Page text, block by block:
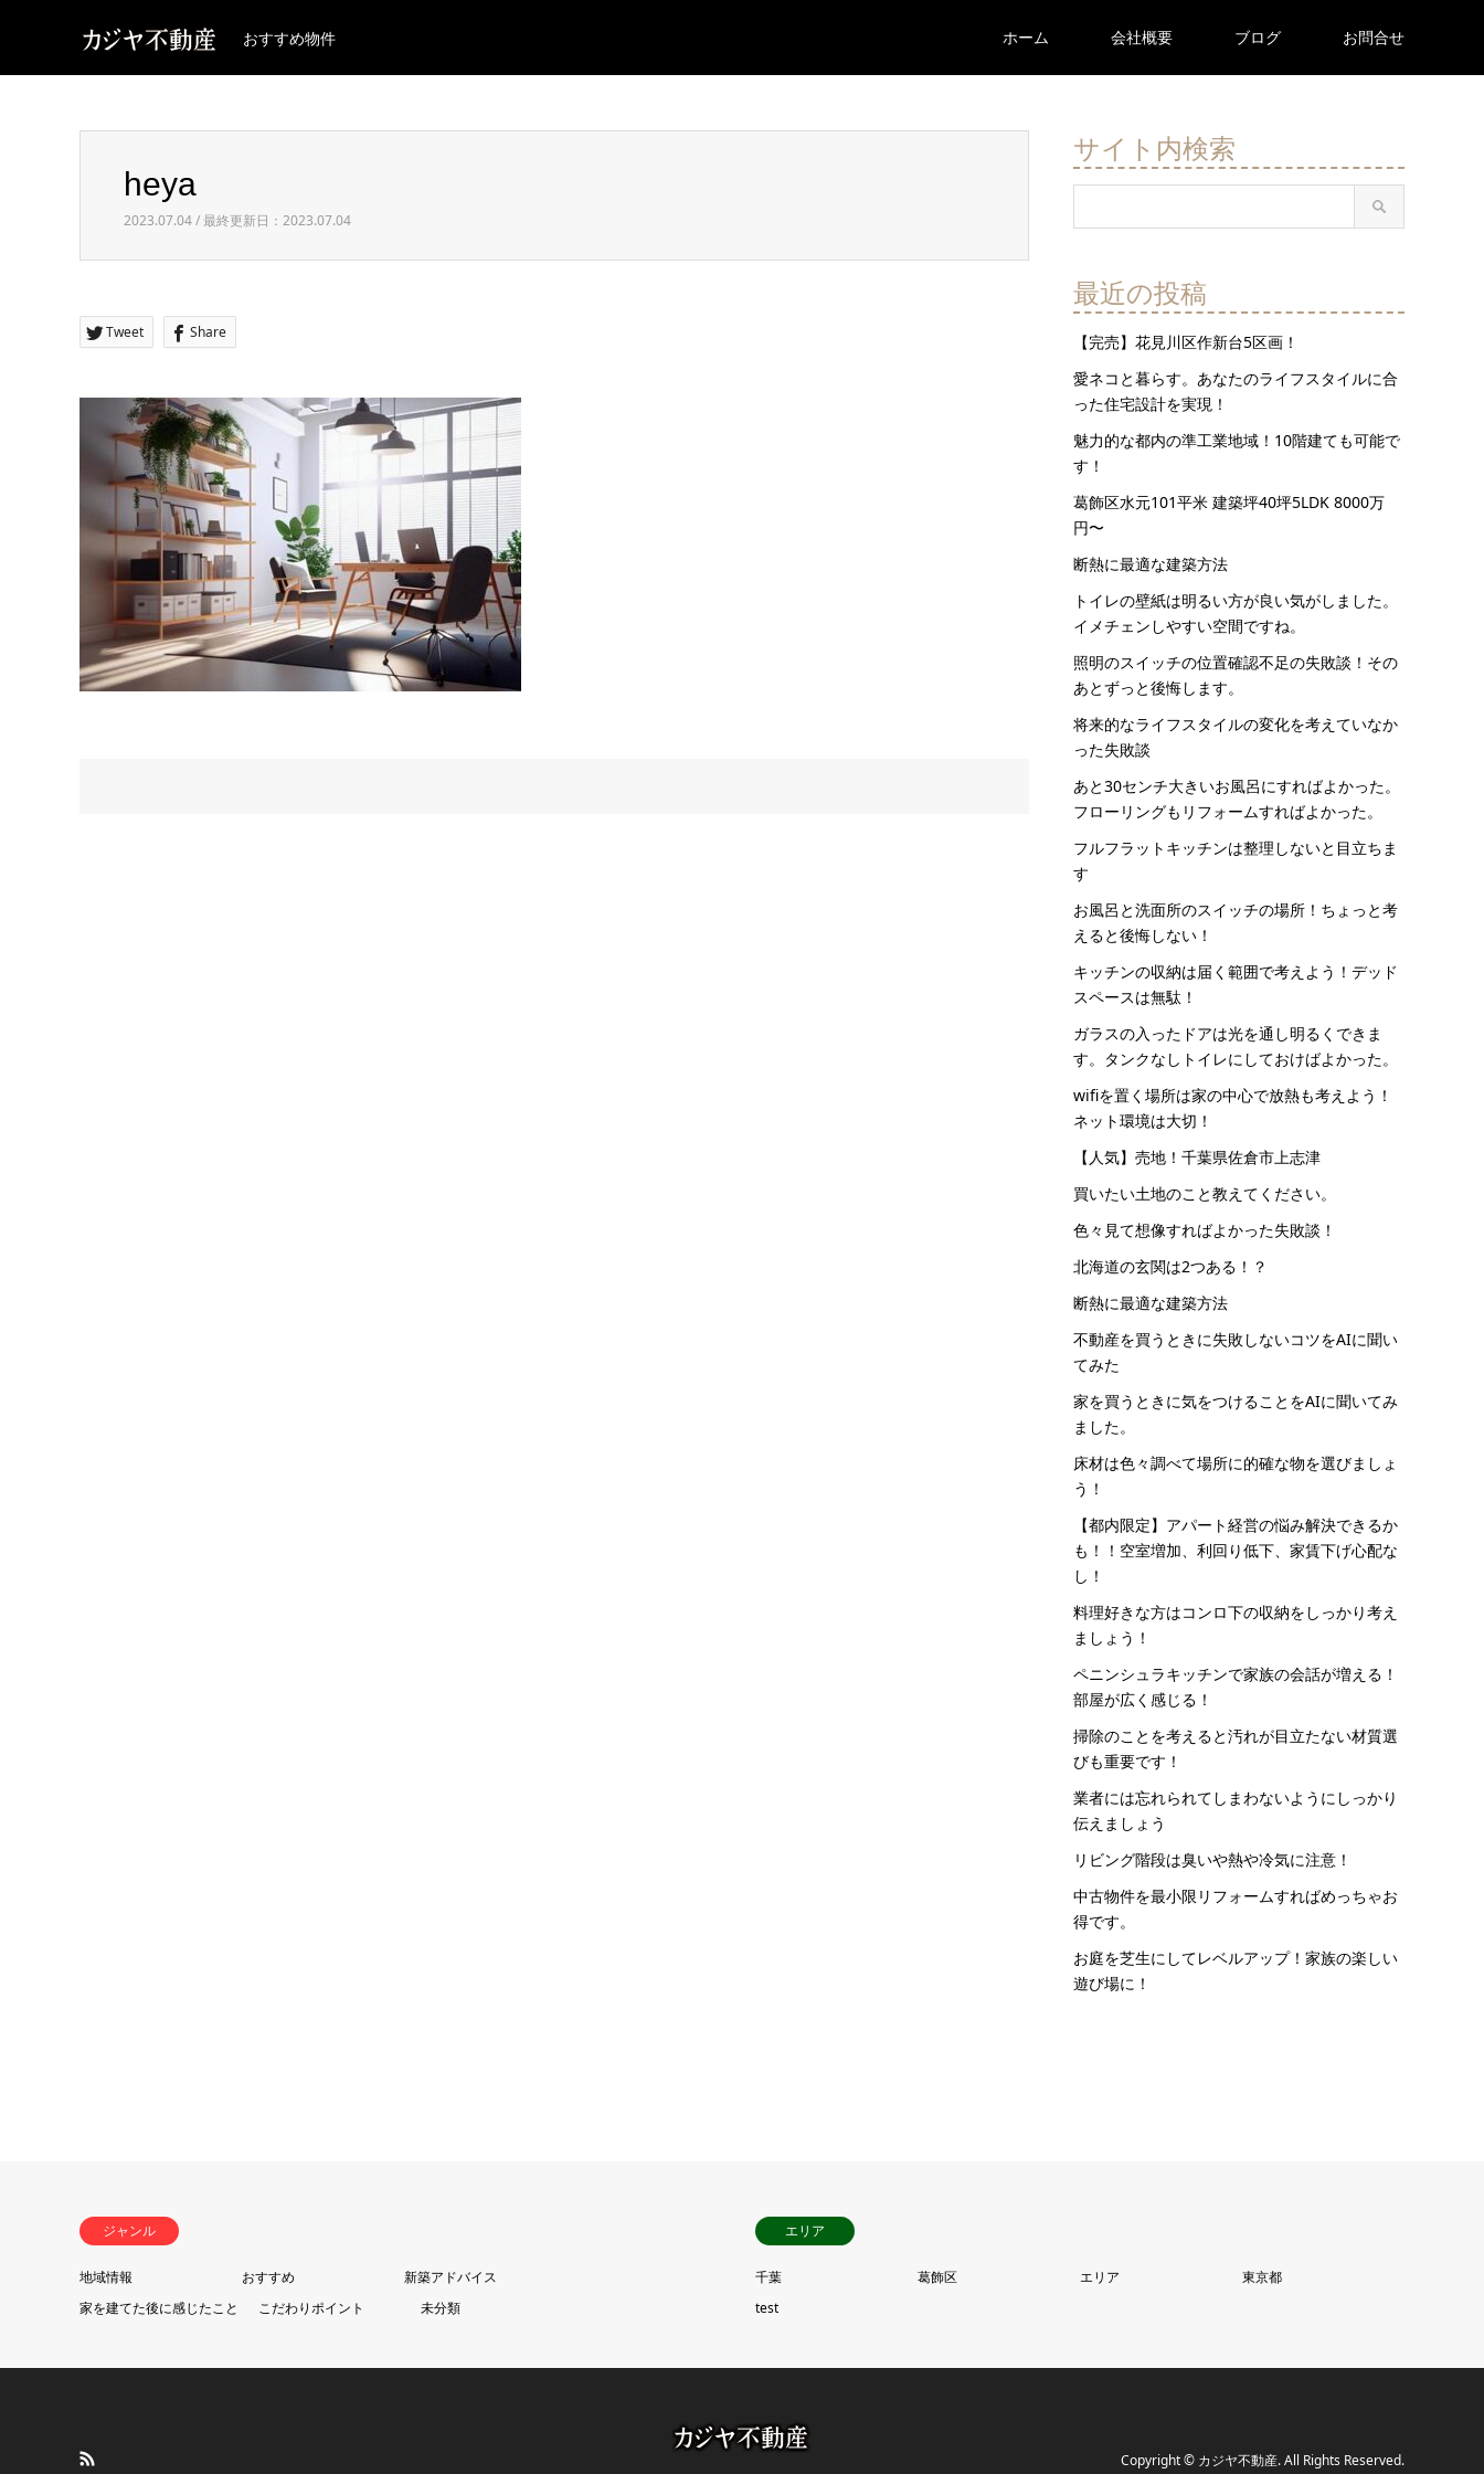
おすすめ物件 ホーム 会社概要 ブログ お問合せ
heya
2023.07.04 / 最終更新日：2023.07.04
Tweet Share
サイト内検索
最近の投稿
【完売】花見川区作新台5区画！
愛ネコと暮らす。あなたのライフスタイルに合
った住宅設計を実現！
魅力的な都内の準工業地域！10階建ても可能で
す！
葛飾区水元101平米 建築坪40坪5LDK 8000万
円〜
断熱に最適な建築方法
トイレの壁紙は明るい方が良い気がしました。
イメチェンしやすい空間ですね。
照明のスイッチの位置確認不足の失敗談！その
あとずっと後悔します。
将来的なライフスタイルの変化を考えていなか
った失敗談
あと30センチ大きいお風呂にすればよかった。
フローリングもリフォームすればよかった。
フルフラットキッチンは整理しないと目立ちま
す
お風呂と洗面所のスイッチの場所！ちょっと考
えると後悔しない！
キッチンの収納は届く範囲で考えよう！デッド
スペースは無駄！
ガラスの入ったドアは光を通し明るくできま
す。タンクなしトイレにしておけばよかった。
wifiを置く場所は家の中心で放熱も考えよう！
ネット環境は大切！
【人気】売地！千葉県佐倉市上志津
買いたい土地のこと教えてください。
色々見て想像すればよかった失敗談！
北海道の玄関は2つある！？
断熱に最適な建築方法
不動産を買うときに失敗しないコツをAIに聞い
てみた
家を買うときに気をつけることをAIに聞いてみ
ました。
床材は色々調べて場所に的確な物を選びましょ
う！
【都内限定】アパート経営の悩み解決できるか
も！！空室増加、利回り低下、家賃下げ心配な
し！
料理好きな方はコンロ下の収納をしっかり考え
ましょう！
ペニンシュラキッチンで家族の会話が増える！
部屋が広く感じる！
掃除のことを考えると汚れが目立たない材質選
びも重要です！
業者には忘れられてしまわないようにしっかり
伝えましょう
リビング階段は臭いや熱や冷気に注意！
中古物件を最小限リフォームすればめっちゃお
得です。
お庭を芝生にしてレベルアップ！家族の楽しい
遊び場に！
ジャンル
地域情報 おすすめ
新築アドバイス
家を建てた後に感じたこと
こだわりポイント 未分類
エリア
千葉 葛飾区 エリア
東京都
test
Copyright© カジヤ不動産. All Rights Reserved.